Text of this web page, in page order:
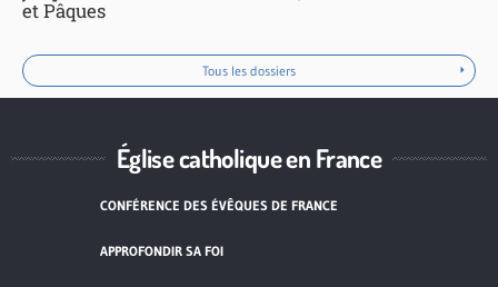
et Pâques
Tous les dossiers
Église catholique en France
CONFÉRENCE DES ÉVÊQUES DE FRANCE
APPROFONDIR SA FOI